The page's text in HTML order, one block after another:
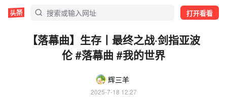
打开看看
【落幕曲】生存丨最终之战·剑指亚波
伦 #落幕曲 #我的世界
辉三羊
2025-7-18 12:27